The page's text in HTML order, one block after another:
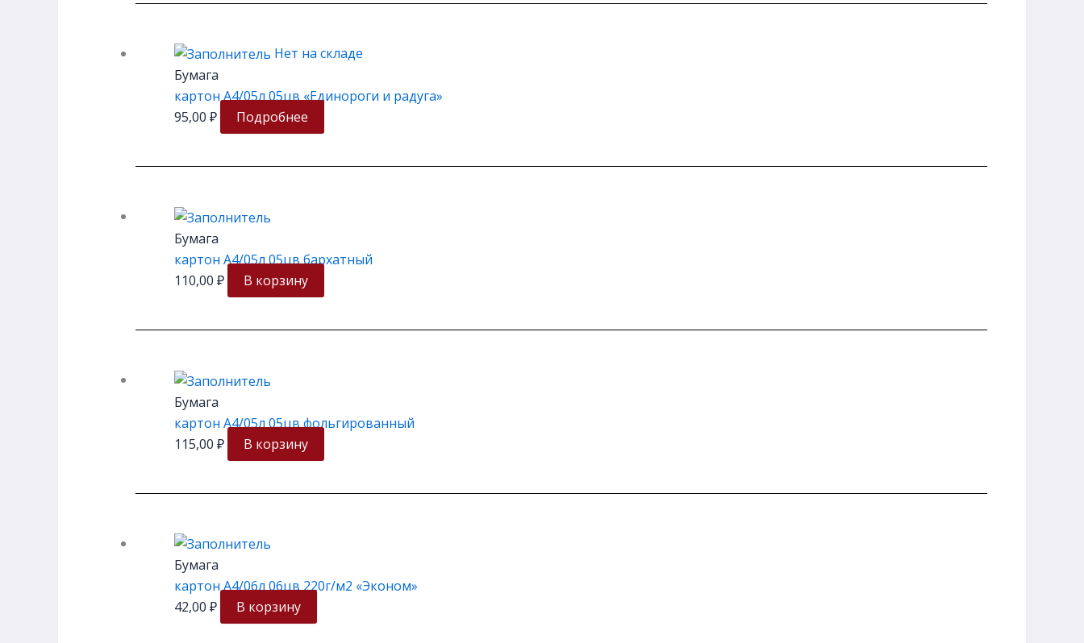
Нет на складе
Бумага
картон А4/05л 05цв «Единороги и радуга»
95,00 ₽ Подробнее
Бумага
картон А4/05л 05цв бархатный
110,00 ₽ В корзину
Бумага
картон А4/05л 05цв фольгированный
115,00 ₽ В корзину
Бумага
картон А4/06л 06цв 220г/м2 «Эконом»
42,00 ₽ В корзину